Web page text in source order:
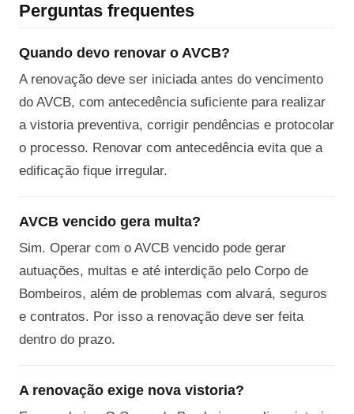
Perguntas frequentes
Quando devo renovar o AVCB?
A renovação deve ser iniciada antes do vencimento
do AVCB, com antecedência suficiente para realizar
a vistoria preventiva, corrigir pendências e protocolar
o processo. Renovar com antecedência evita que a
edificação fique irregular.
AVCB vencido gera multa?
Sim. Operar com o AVCB vencido pode gerar
autuações, multas e até interdição pelo Corpo de
Bombeiros, além de problemas com alvará, seguros
e contratos. Por isso a renovação deve ser feita
dentro do prazo.
A renovação exige nova vistoria?